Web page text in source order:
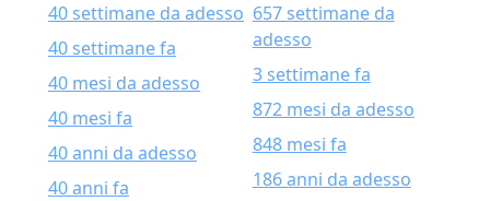
40 settimane da adesso
40 settimane fa
40 mesi da adesso
40 mesi fa
40 anni da adesso
40 anni fa
657 settimane da
adesso
3 settimane fa
872 mesi da adesso
848 mesi fa
186 anni da adesso